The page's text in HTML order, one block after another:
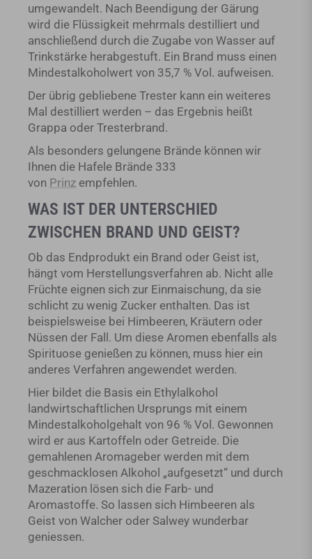
umgewandelt. Nach Beendigung der Gärung
wird die Flüssigkeit mehrmals destilliert und
anschließend durch die Zugabe von Wasser auf
Trinkstärke herabgestuft. Ein Brand muss einen
Mindestalkoholwert von 35,7 % Vol. aufweisen.
Der übrig gebliebene Trester kann ein weiteres
Mal destilliert werden – das Ergebnis heißt
Grappa oder Tresterbrand.
Als besonders gelungene Brände können wir
Ihnen die Hafele Brände 333
von Prinz empfehlen.
WAS IST DER UNTERSCHIED
ZWISCHEN BRAND UND GEIST?
Ob das Endprodukt ein Brand oder Geist ist,
hängt vom Herstellungsverfahren ab. Nicht alle
Früchte eignen sich zur Einmaischung, da sie
schlicht zu wenig Zucker enthalten. Das ist
beispielsweise bei Himbeeren, Kräutern oder
Nüssen der Fall. Um diese Aromen ebenfalls als
Spirituose genießen zu können, muss hier ein
anderes Verfahren angewendet werden.
Hier bildet die Basis ein Ethylalkohol
landwirtschaftlichen Ursprungs mit einem
Mindestalkoholgehalt von 96 % Vol. Gewonnen
wird er aus Kartoffeln oder Getreide. Die
gemahlenen Aromageber werden mit dem
geschmacklosen Alkohol „aufgesetzt“ und durch
Mazeration lösen sich die Farb- und
Aromastoffe. So lassen sich Himbeeren als
Geist von Walcher oder Salwey wunderbar
geniessen.